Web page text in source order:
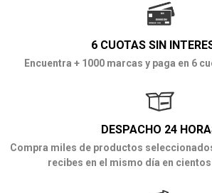
6 CUOTAS SIN
Encuentra + 1000 marcas y paga en 6
DESPACHO 24
Compra miles de productos
recibes en el mismo día en